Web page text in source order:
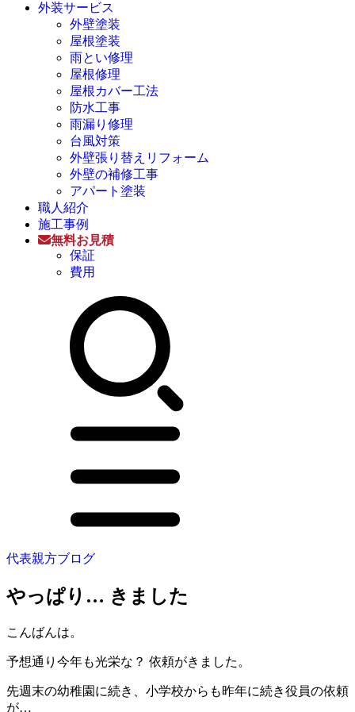
外装サービス
外壁塗装
屋根塗装
雨とい修理
屋根修理
屋根カバー工法
防水工事
雨漏り修理
台風対策
外壁張り替えリフォーム
外壁の補修工事
アパート塗装
職人紹介
施工事例
無料お見積
保証
費用
代表親方ブログ
やっぱり… きました
こんばんは。
予想通り今年も光栄な？ 依頼がきました。
先週末の幼稚園に続き、小学校からも昨年に続き役員の依頼
が…